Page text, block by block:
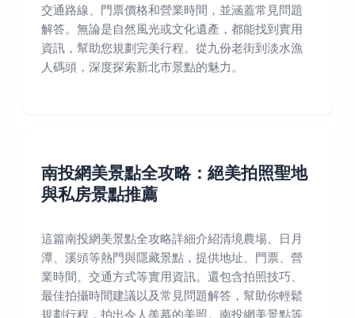
交通路線、門票價格和營業時間，並涵蓋常見問題
解答。無論是自然風光或文化遺產，都能找到實用
資訊，幫助您規劃完美行程。從九份老街到淡水漁
人碼頭，深度探索新北市景點的魅力。
南投網美景點全攻略：絕美拍照聖地
與私房景點推薦
這篇南投網美景點全攻略詳細介紹清境農場、日月
潭、溪頭等熱門與隱藏景點，提供地址、門票、營
業時間、交通方式等實用資訊。還包含拍照技巧、
最佳拍攝時間建議以及常見問題解答，幫助你輕鬆
規劃行程，拍出令人羨慕的美照。南投網美景點等